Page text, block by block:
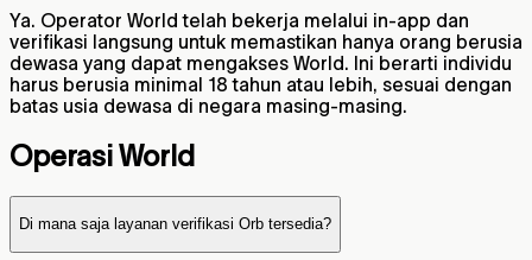
Ya. Operator World telah bekerja melalui in-app dan
verifikasi langsung untuk memastikan hanya orang berusia
dewasa yang dapat mengakses World. Ini berarti individu
harus berusia minimal 18 tahun atau lebih, sesuai dengan
batas usia dewasa di negara masing-masing.
Operasi World
Di mana saja layanan verifikasi Orb tersedia?